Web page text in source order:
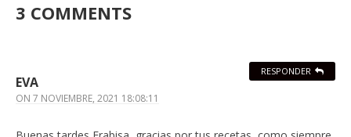
3 COMMENTS
EVA
ON 7 NOVIEMBRE, 2021 18:08:11
RESPONDER